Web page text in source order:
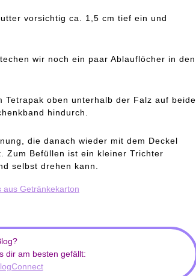
vorsichtig ca. 1,5 cm tief ein und
wir noch ein paar Ablauflöcher in den
Tetrapak oben unterhalb der Falz auf beide
hindurch.
die danach wieder mit dem Deckel
Zum Befüllen ist ein kleiner Trichter
selbst drehen kann.
dir am besten gefällt: